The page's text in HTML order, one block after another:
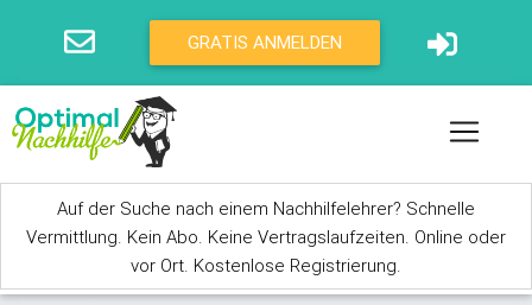
GRATIS ANMELDEN
Auf der Suche nach einem Nachhilfelehrer? Schnelle
Vermittlung. Kein Abo. Keine Vertragslaufzeiten. Online oder
vor Ort. Kostenlose Registrierung.